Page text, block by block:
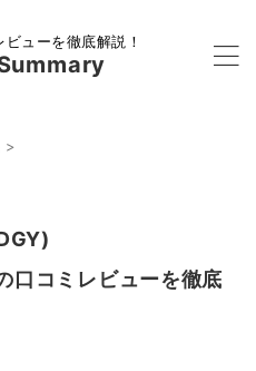
ューを徹底解説！
>
コミレビューを徹底